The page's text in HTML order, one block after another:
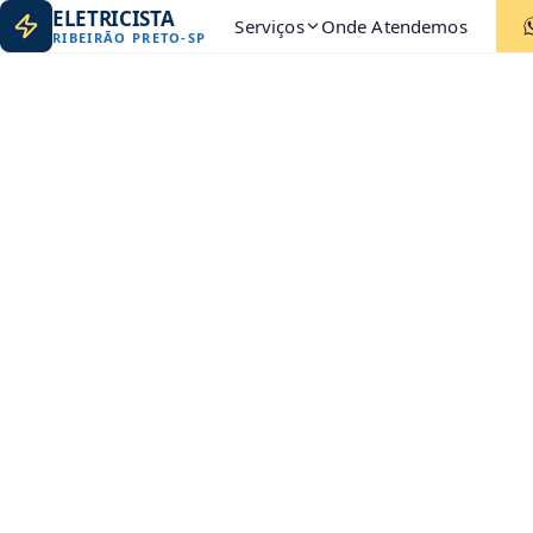
ELETRICISTA
RIBEIRÃO PRETO-SP Serviços Onde Atendemos